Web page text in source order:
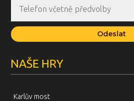
Odeslat
NAŠE HRY
Karlův most